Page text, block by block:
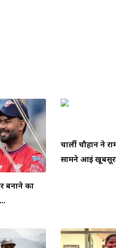
बनाने का
चार्ली चौहान ने
सामने आईं